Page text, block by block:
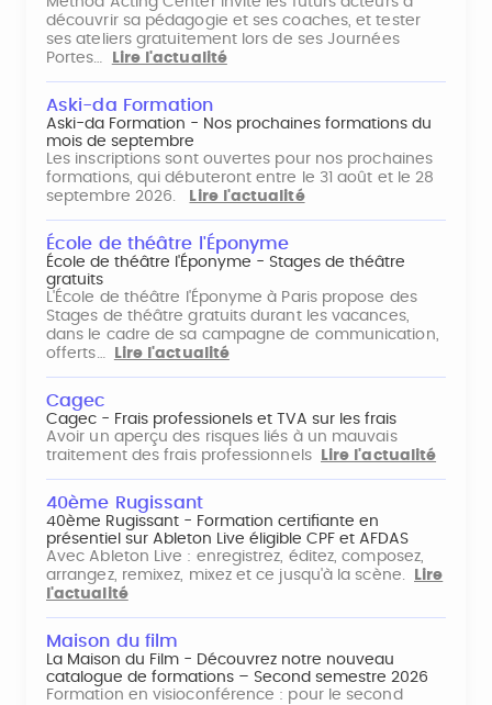
découvrir sa pédagogie et ses coaches, et tester
ses ateliers gratuitement lors de ses Journées
Portes…
Lire l'actualité
Aski-da Formation
Aski-da Formation - Nos prochaines formations du
mois de septembre
Les inscriptions sont ouvertes pour nos prochaines
formations, qui débuteront entre le 31 août et le 28
septembre 2026.
Lire l'actualité
École de théâtre l'Éponyme
École de théâtre l'Éponyme - Stages de théâtre
gratuits
L'École de théâtre l'Éponyme à Paris propose des
Stages de théâtre gratuits durant les vacances,
dans le cadre de sa campagne de communication,
offerts…
Lire l'actualité
Cagec
Cagec - Frais professionels et TVA sur les frais
Avoir un aperçu des risques liés à un mauvais
traitement des frais professionnels
Lire l'actualité
40ème Rugissant
40ème Rugissant - Formation certifiante en
présentiel sur Ableton Live éligible CPF et AFDAS
Avec Ableton Live : enregistrez, éditez, composez,
arrangez, remixez, mixez et ce jusqu'à la scène.
Lire
l'actualité
Maison du film
La Maison du Film - Découvrez notre nouveau
catalogue de formations – Second semestre 2026
Formation en visioconférence : pour le second